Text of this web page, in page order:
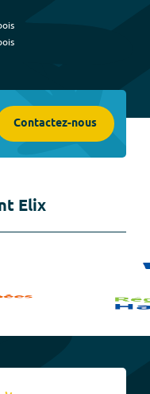
Contactez-nous
Elix